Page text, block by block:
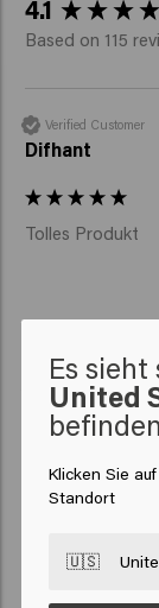
4.1
Based on 115
Verified Customer
Difhant
Tolles Produkt
Verified Customer
Cindy
Perfektes,
Es sieht
United
befinden
Klicken Sie
Standort
🇺🇸